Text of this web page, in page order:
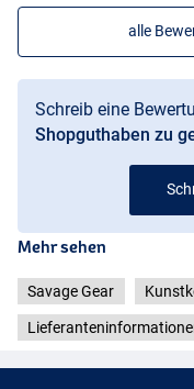
alle
Schreib eine
Shopguthaben zu
Mehr sehen
Savage Gear